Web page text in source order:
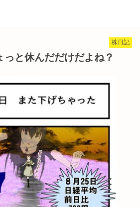
株日記
っと休んだだけだよね？